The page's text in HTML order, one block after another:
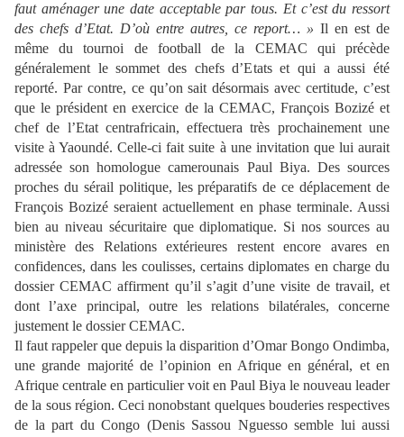
faut aménager une date acceptable par tous. Et c’est du ressort
des chefs d’Etat. D’où entre autres, ce report… » Il en est de
même du tournoi de football de la CEMAC qui précède
généralement le sommet des chefs d’Etats et qui a aussi été
reporté. Par contre, ce qu’on sait désormais avec certitude, c’est
que le président en exercice de la CEMAC, François Bozizé et
chef de l’Etat centrafricain, effectuera très prochainement une
visite à Yaoundé. Celle-ci fait suite à une invitation que lui aurait
adressée son homologue camerounais Paul Biya. Des sources
proches du sérail politique, les préparatifs de ce déplacement de
François Bozizé seraient actuellement en phase terminale. Aussi
bien au niveau sécuritaire que diplomatique. Si nos sources au
ministère des Relations extérieures restent encore avares en
confidences, dans les coulisses, certains diplomates en charge du
dossier CEMAC affirment qu’il s’agit d’une visite de travail, et
dont l’axe principal, outre les relations bilatérales, concerne
justement le dossier CEMAC.
Il faut rappeler que depuis la disparition d’Omar Bongo Ondimba,
une grande majorité de l’opinion en Afrique en général, et en
Afrique centrale en particulier voit en Paul Biya le nouveau leader
de la sous région. Ceci nonobstant quelques bouderies respectives
de la part du Congo (Denis Sassou Nguesso semble lui aussi